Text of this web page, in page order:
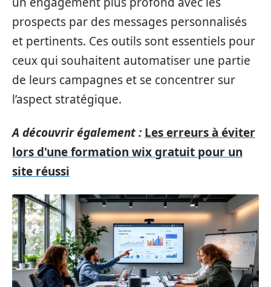
prospects par des messages personnalisés
et pertinents. Ces outils sont essentiels pour
ceux qui souhaitent automatiser une partie
de leurs campagnes et se concentrer sur
l’aspect stratégique.
A découvrir également : Les erreurs à éviter
lors d'une formation wix gratuit pour un
site réussi